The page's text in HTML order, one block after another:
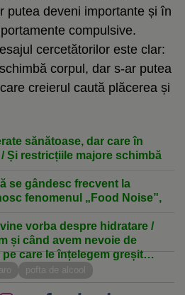
putea deveni importante și în
compulsive.
cercetătorilor este clar:
corpul, dar s-ar putea
creierul caută plăcerea și
sănătoase, dar care în
Și restricțiile majore schimbă
se gândesc frecvent la
fenomenul „Food Noise”,
vorba despre hidratare /
și când avem nevoie de
care le înțelegem greșit
organism
pofta de alcool